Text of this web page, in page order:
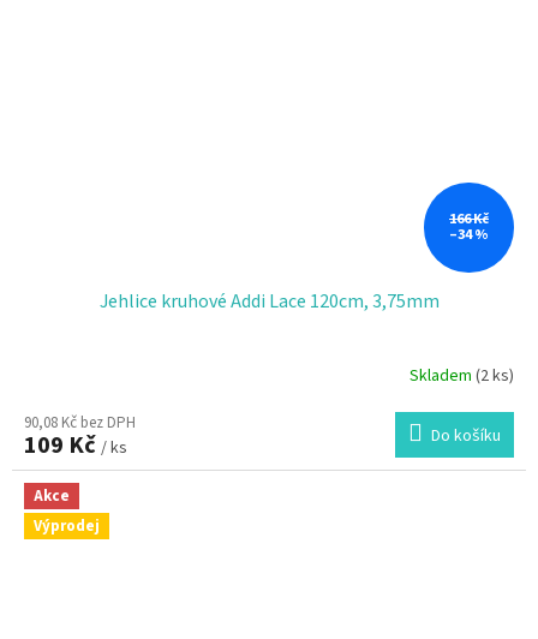
166 Kč
–34 %
Jehlice kruhové Addi Lace 120cm, 3,75mm
Skladem (2 ks)
90,08 Kč bez DPH
109 Kč / ks Do košíku
Akce
Výprodej